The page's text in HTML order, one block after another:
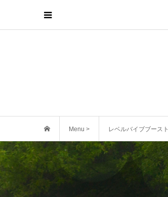
Menu > レベルバイブブースト